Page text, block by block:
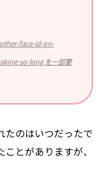
face-id-on-
so-long を一部要
たのはいつだったで
とがありますが、